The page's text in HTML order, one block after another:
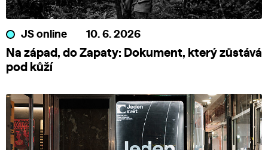
JS online 10. 6. 2026
Na západ, do Zapaty: Dokument, který zůstává
pod kůží